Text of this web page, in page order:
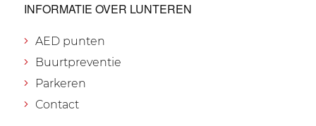
INFORMATIE OVER LUNTEREN
AED punten
Buurtpreventie
Parkeren
Contact